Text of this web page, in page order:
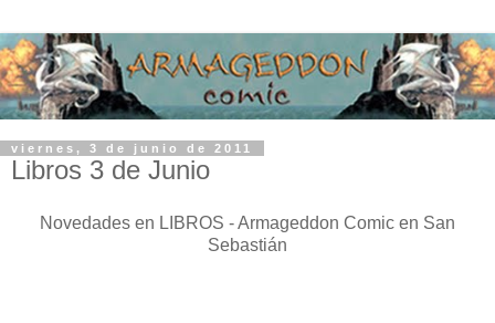
viernes, 3 de junio de 2011
Libros 3 de Junio
Novedades en LIBROS - Armageddon Comic en San
Sebastián